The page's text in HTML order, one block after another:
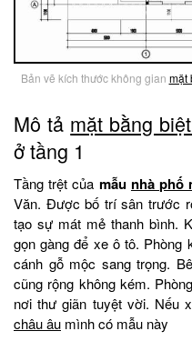
Bản vẽ kích thước không gian mặt
Mô tả mặt bằng
ở tầng 1
Tầng trệt của mẫu nhà phố
Văn. Được bố trí sân trước
tạo sự mát mẻ thanh bình.
gọn gàng để xe ô tô.
cánh gỗ mộc sang trọng.
cũng rộng không kém.
nơi thư giãn tuyệt vời. Nếu
châu âu mình có mẫu này